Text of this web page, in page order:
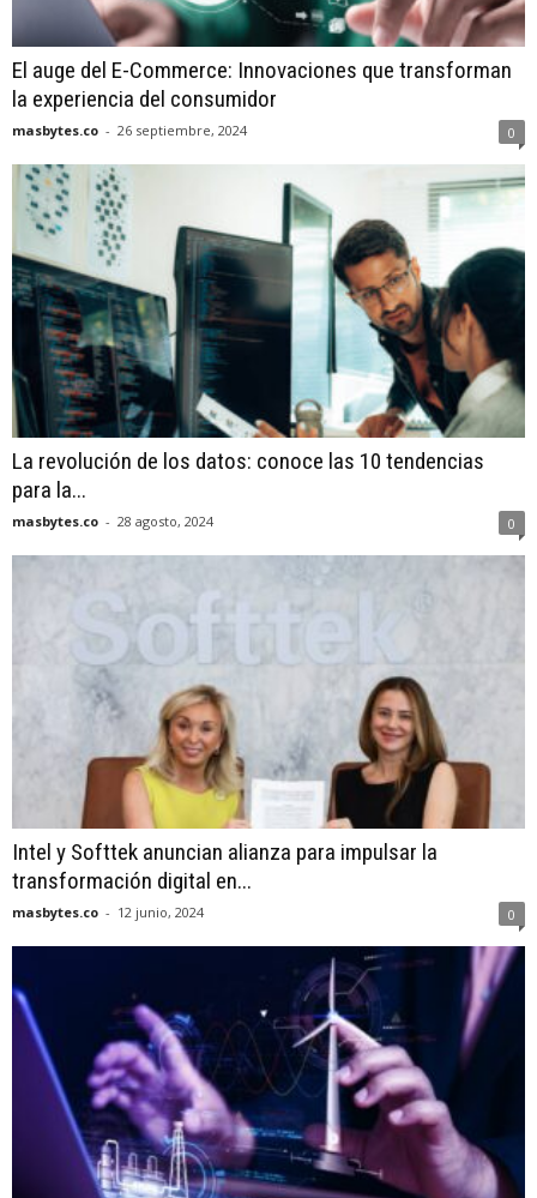
El auge del E-Commerce: Innovaciones que transforman
la experiencia del consumidor
masbytes.co - 26 septiembre, 2024 0
La revolución de los datos: conoce las 10 tendencias
para la...
masbytes.co - 28 agosto, 2024 0
Intel y Softtek anuncian alianza para impulsar la
transformación digital en...
masbytes.co - 12 junio, 2024 0